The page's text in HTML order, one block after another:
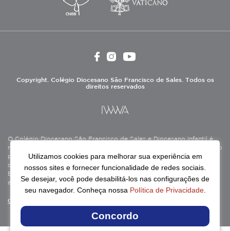
Copyright. Colégio Diocesano São Francisco de Sales. Todos os
direitos reservados
O Colégio Diocesano São Francisco de Sales e Diocesano Infantil é
mantido pela Associação Antônio Vieira (ASAV), instituição de direito
privado sem fins lucrativos, filantrópica, de natureza educativa,
cultural, assistencial e beneficente, certificada como Entidade
Beneficente de Assistência Social (CEBAS), nas áreas de educação e
assistência social.
Continue lendo
Utilizamos cookies para melhorar sua experiência em
nossos sites e fornecer funcionalidade de redes sociais.
Se desejar, você pode desabilitá-los nas configurações de
seu navegador. Conheça nossa Política de Privacidade.
Concordo